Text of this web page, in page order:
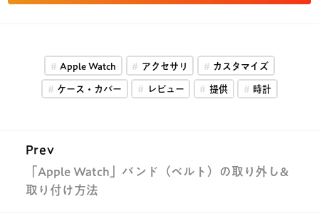
Apple Watch アクセサリ カスタマイズ
ケース・カバー レビュー 提供 時計
Prev
「Apple Watch」バンド（ベルト）の取り外し&
取り付け方法